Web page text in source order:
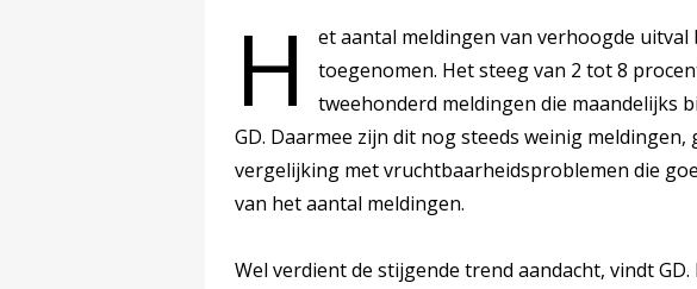
H
et aantal meldingen van verhoogde uitval
toegenomen. Het steeg van 2 tot 8
tweehonderd meldingen die maandelijks
GD. Daarmee zijn dit nog steeds weinig meldingen,
vergelijking met vruchtbaarheidsproblemen die
van het aantal meldingen.
Wel verdient de stijgende trend aandacht, vindt